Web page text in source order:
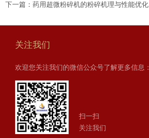
下一篇：药用超微粉碎机的粉碎机理与性能优化
关注我们
欢迎您关注我们的微信公众号了解更多信息：
扫一扫
关注我们